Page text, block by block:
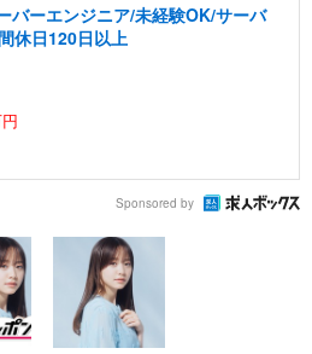
バーエンジニア/未経験OK/サーバ
休日120日以上
Sponsored by